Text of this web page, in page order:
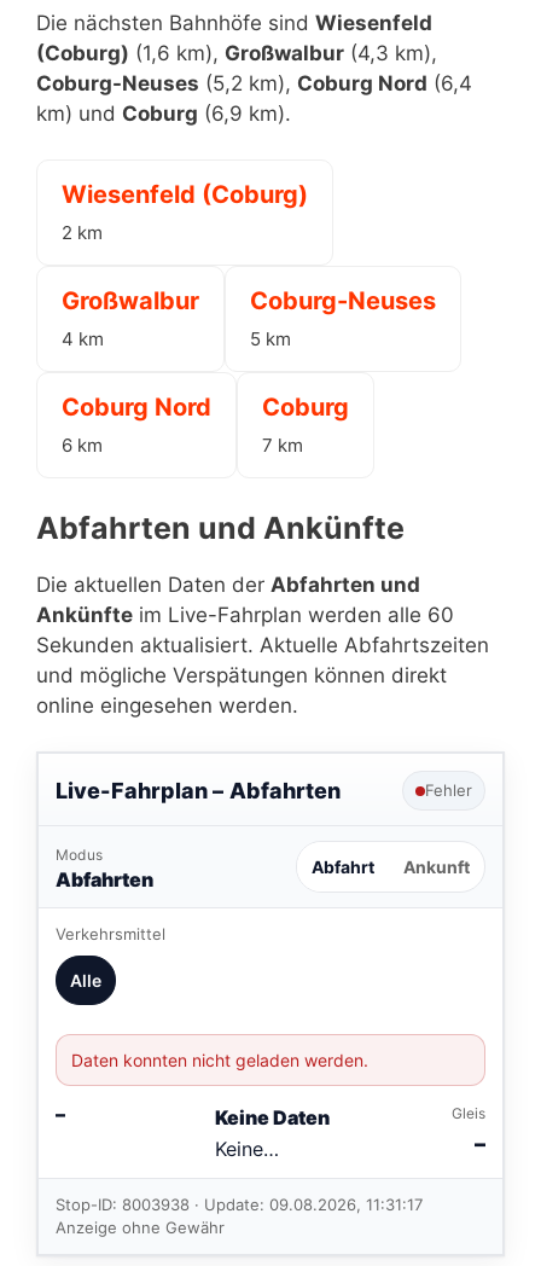
Die nächsten Bahnhöfe sind Wiesenfeld
(Coburg) (1,6 km), Großwalbur (4,3 km),
Coburg-Neuses (5,2 km), Coburg Nord (6,4
km) und Coburg (6,9 km).
Wiesenfeld (Coburg)
2 km
Großwalbur
4 km
Coburg-Neuses
5 km
Coburg Nord
6 km
Coburg
7 km
Abfahrten und Ankünfte
Die aktuellen Daten der Abfahrten und
Ankünfte im Live-Fahrplan werden alle 60
Sekunden aktualisiert. Aktuelle Abfahrtszeiten
und mögliche Verspätungen können direkt
online eingesehen werden.
Live-Fahrplan – Abfahrten Fehler
Modus
Abfahrten Abfahrt Ankunft
Verkehrsmittel
Alle
Daten konnten nicht geladen werden.
–
Keine Daten
Keine
Verbindungen
im aktuellen
Feed.
Gleis
–
Stop-ID: 8003938 · Update: 09.08.2026, 11:31:17
Anzeige ohne Gewähr